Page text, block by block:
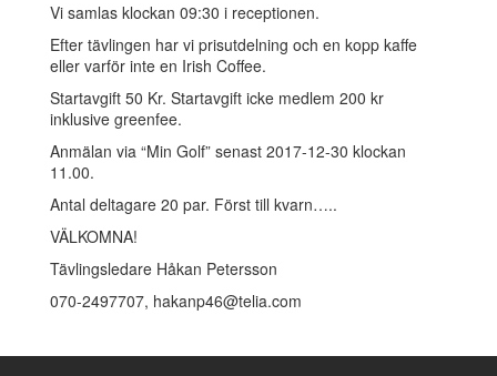
Vi samlas klockan 09:30 i receptionen.
Efter tävlingen har vi prisutdelning och en kopp kaffe
eller varför inte en Irish Coffee.
Startavgift 50 Kr. Startavgift icke medlem 200 kr
inklusive greenfee.
Anmälan via “Min Golf” senast 2017-12-30 klockan
11.00.
Antal deltagare 20 par. Först till kvarn…..
VÄLKOMNA!
Tävlingsledare Håkan Petersson
070-2497707, hakanp46@telia.com